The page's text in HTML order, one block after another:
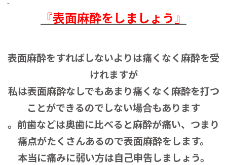
『表面麻酔をしましょう』
表面麻酔をすればしないよりは痛くなく麻酔を受
けれますが
私は表面麻酔なしでもあまり痛くなく麻酔を打つ
ことができるのでしない場合もあります
。前歯などは奥歯に比べると麻酔が痛い、つまり
痛点がたくさんあるので表面麻酔をします。
本当に痛みに弱い方は自己申告しましょう。